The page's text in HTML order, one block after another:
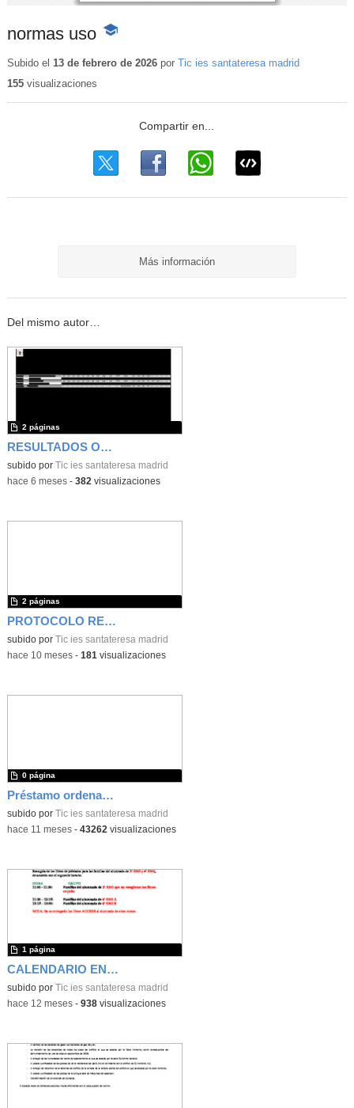
normas uso -
educativo
Subido el 13 de febrero de 2026por Tic ies santateresa madrid
155visualizaciones
Más información
Del mismo autor…
RESULTADOS ORD PAU 24-25
subido por Tic ies santateresa madrid
2 páginas
-hace 6 meses- 382 visualizaciones
PROTOCOLO REUNIÓN
subido por Tic ies santateresa madrid
2 páginas
-hace 10 meses- 181 visualizaciones
Préstamo ordenadores 25-26
subido por Tic ies santateresa madrid
0 página
-hace 11 meses- 43262 visualizaciones
CALENDARIO ENTREGA LIBORS DE ACCEDE
subido por Tic ies santateresa madrid
1 página
-hace 12 meses- 938visualizaciones